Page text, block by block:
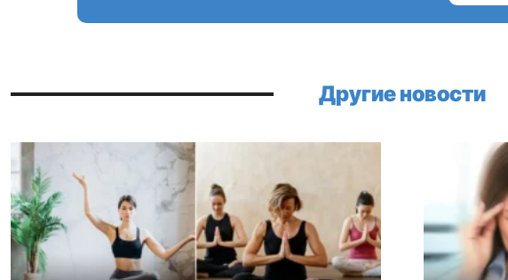
Другие новости